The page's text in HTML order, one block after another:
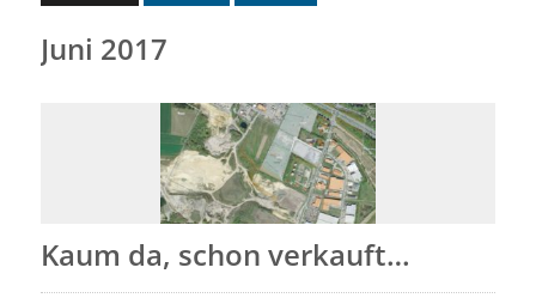
Juni 2017
Kaum da, schon verkauft…